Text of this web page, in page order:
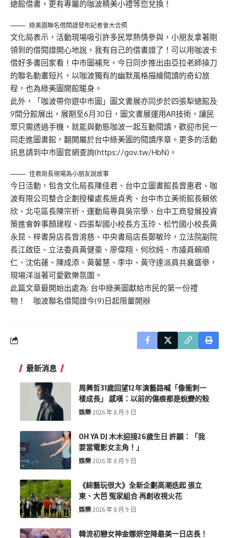
總館借書，更有專屬的咖波精美小禮等您兌換！
綠美圖聯名借閱證發布記者會大合照
文化局表示，活動現場吸引許多民眾熱情參與，小朋友拿著剛
領到的借閱證開心地說，我有自己的借書證了！可以用咖波卡
借好多書回家看！中市圖補充，今日同步推出由亞拉老師操刀
的聯名動畫短片，以咖波獨有的幽默風格描繪閱讀的奇幻旅
程，也為綠美圖開館暖身。
此外，「咖波帶你遊中市圖」圖文書展亦同步於四張犁總館及
9間分館展出，展期至6月30日，圖文書展運用AR技術，讓民
眾只需透過手機，就能與動態咖波一起互動閱讀，歡迎市民一
同走進圖書館，翻開屬於台中綠美圖的閱讀序章。更多的活動
訊息請到中市圖官網查詢(https://gov.tw/HbN)。
佳君局長現場為小朋友說故事
今日活動，包含文化局長陳佳君、台中立圖書館長曾惠君、咖
波有限公司整合企劃授權處長施貞秀、台中市立美術館長賴依
欣、北屯區長陳宗祈、運動局專員吳宗學、台中工商發展投資
策進會幹事顏建程、四張犁國小校長方玉玲、松竹國小校長黃
永昆、梓書房店長曾淯慈、中央書局店長鄭敏玲，立法院副院
長江啟臣、立法委員黃健豪、廖偉翔、何欣純、市議員賴順
仁、沈佑蓮、陳成添、黃馨慧、李中、黃守達派員共襄盛舉，
現場洋溢著可愛歡樂氛圍。
此篇文章最開始出處為: 台中綠美圖獻給市民的第一份禮
物！ 咖波聯名借閱證今(9)日起限量開辦
最新消息
周興哲31歲回望12年演藝路喊「像衝刺一
樣成長」 感嘆：以前的傷痕都是蛻變的殼
娛樂 2026 年 8 月 9 日
OH YA DJ 木木迎接26歲生日 許願：「我
要當電影女主角！」
娛樂 2026 年 8 月 9 日
《綜藝玩很大》全新企劃高潮迭起 張立
東、大芭 冤家組合 再創收視火花
娛樂 2026 年 8 月 9 日
韓流初戀女神金娜妍空降最美一日店長！